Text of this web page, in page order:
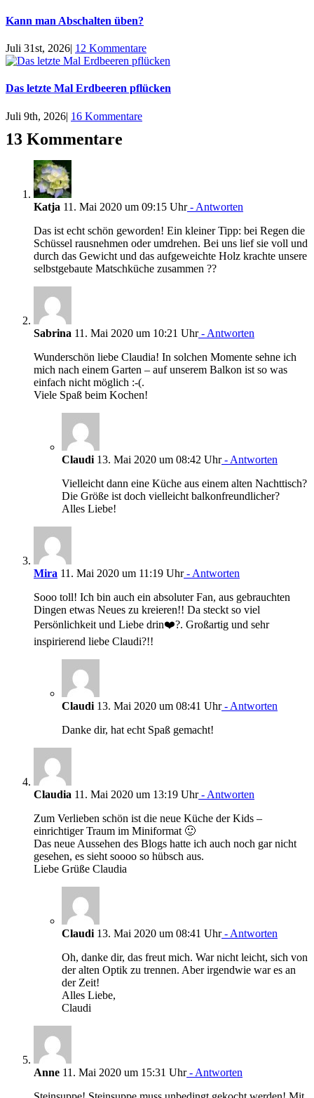
Kann man Abschalten üben?
Juli 31st, 2026| 12 Kommentare
Das letzte Mal Erdbeeren pflücken
Juli 9th, 2026| 16 Kommentare
13 Kommentare
Katja 11. Mai 2020 um 09:15 Uhr- Antworten
Das ist echt schön geworden! Ein kleiner Tipp: bei Regen die
Schüssel rausnehmen oder umdrehen. Bei uns lief sie voll und
durch das Gewicht und das aufgeweichte Holz krachte unsere
selbstgebaute Matschküche zusammen ??
Sabrina 11. Mai 2020 um 10:21 Uhr- Antworten
Wunderschön liebe Claudia! In solchen Momente sehne ich
mich nach einem Garten – auf unserem Balkon ist so was
einfach nicht möglich :-(.
Viele Spaß beim Kochen!
Claudi 13. Mai 2020 um 08:42 Uhr- Antworten
Vielleicht dann eine Küche aus einem alten Nachttisch?
Die Größe ist doch vielleicht balkonfreundlicher?
Alles Liebe!
Mira 11. Mai 2020 um 11:19 Uhr- Antworten
Sooo toll! Ich bin auch ein absoluter Fan, aus gebrauchten
Dingen etwas Neues zu kreieren!! Da steckt so viel
Persönlichkeit und Liebe drin❤️?. Großartig und sehr
inspirierend liebe Claudi?!!
Claudi 13. Mai 2020 um 08:41 Uhr- Antworten
Danke dir, hat echt Spaß gemacht!
Claudia 11. Mai 2020 um 13:19 Uhr- Antworten
Zum Verlieben schön ist die neue Küche der Kids –
einrichtiger Traum im Miniformat 🙂
Das neue Aussehen des Blogs hatte ich auch noch gar nicht
gesehen, es sieht soooo so hübsch aus.
Liebe Grüße Claudia
Claudi 13. Mai 2020 um 08:41 Uhr- Antworten
Oh, danke dir, das freut mich. War nicht leicht, sich von
der alten Optik zu trennen. Aber irgendwie war es an
der Zeit!
Alles Liebe,
Claudi
Anne 11. Mai 2020 um 15:31 Uhr- Antworten